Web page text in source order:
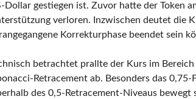
Dollar gestiegen ist. Zuvor hatte der Token
verloren. Inzwischen deutet die
Korrekturphase beendet sein
betrachtet prallte der Kurs im
Retracement ab. Besonders das
des 0,5-Retracement-Niveaus